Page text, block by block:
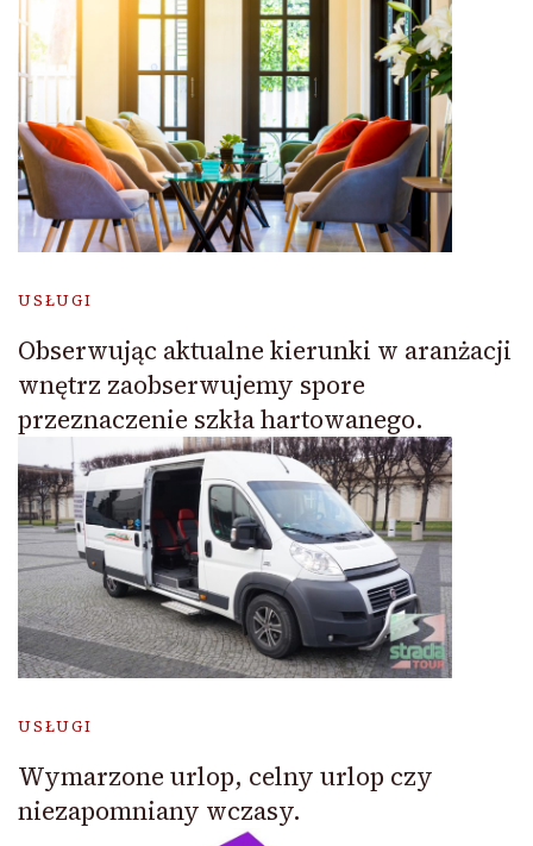
USŁUGI
Obserwując aktualne kierunki w aranżacji
wnętrz zaobserwujemy spore
przeznaczenie szkła hartowanego.
USŁUGI
Wymarzone urlop, celny urlop czy
niezapomniany wczasy.